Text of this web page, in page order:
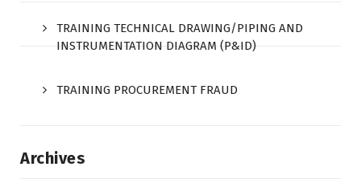
TRAINING TECHNICAL DRAWING/PIPING AND
INSTRUMENTATION DIAGRAM (P&ID)
TRAINING PROCUREMENT FRAUD
Archives